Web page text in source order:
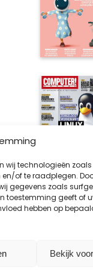
wij technologieën
of te raadplegen.
gegevens zoals
toestemming geeft of
hebben op
Bekijk